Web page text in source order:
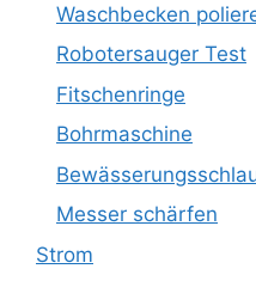
Waschbecken
Robotersauger Test
Fitschenringe
Bohrmaschine
Messer schärfen
Strom